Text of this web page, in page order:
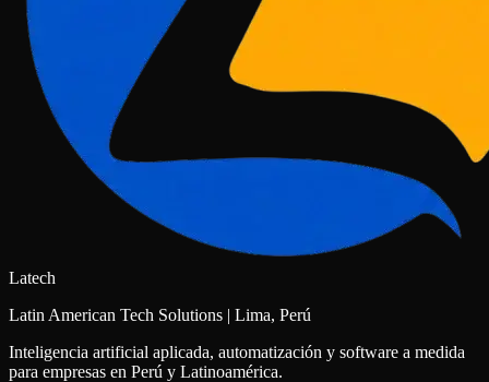
Latech
Latin American Tech Solutions | Lima, Perú
Inteligencia artificial aplicada, automatización y software a medida
para empresas en Perú y Latinoamérica.